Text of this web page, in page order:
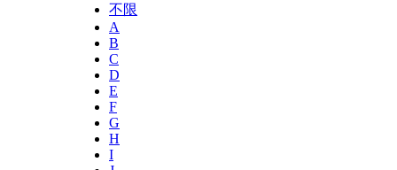
不限
A
B
C
D
E
F
G
H
I